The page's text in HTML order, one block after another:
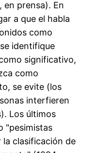
en prensa). En
a que el habla
como
identifique
significativo,
como
se evite (los
interfieren
Los últimos
"pesimistas
la clasificación de